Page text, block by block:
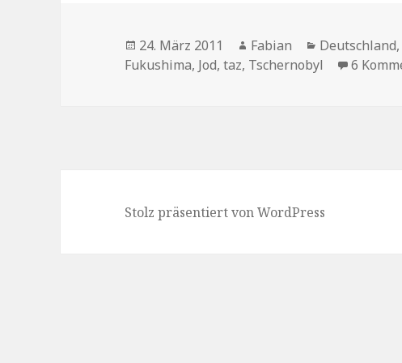
Veröffentlicht
am
24. März 2011 Autor
Fabian Kategorien
Deutschland,
Fukushima, Jod,taz, Tschernobyl 6
Stolz präsentiert von WordPress